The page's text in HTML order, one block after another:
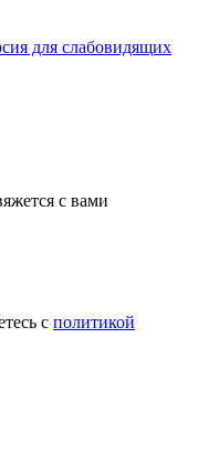
для слабовидящих
с вами
с политикой